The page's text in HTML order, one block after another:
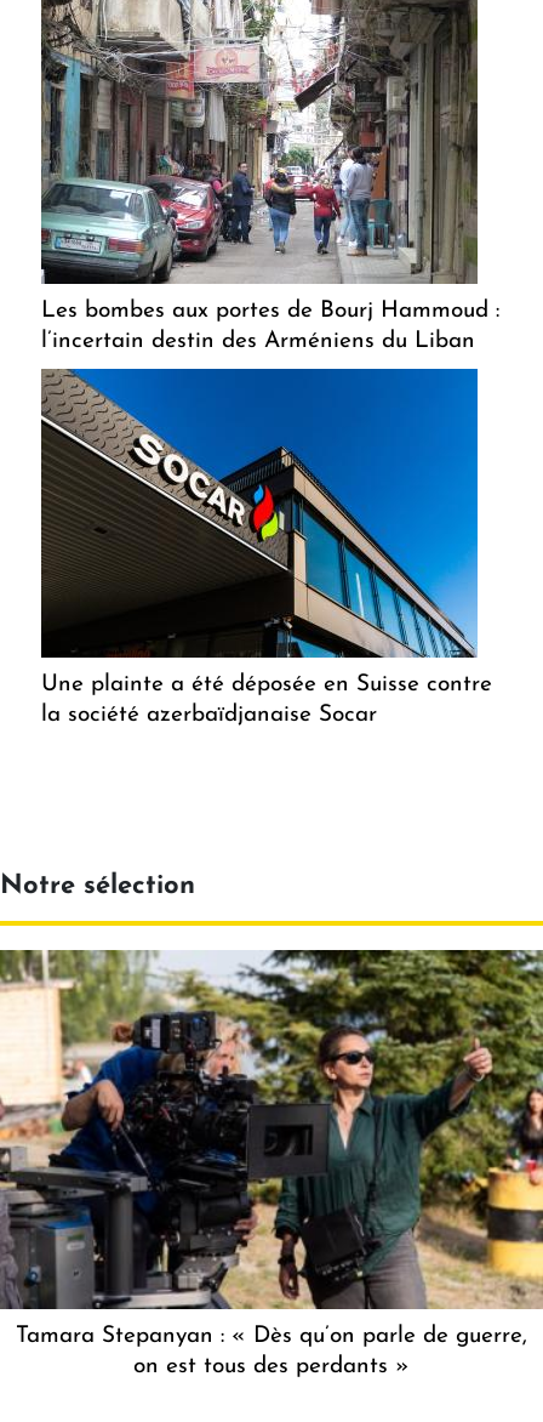
Les bombes aux portes de Bourj Hammoud :
l’incertain destin des Arméniens du Liban
Une plainte a été déposée en Suisse contre
la société azerbaïdjanaise Socar
Notre sélection
Tamara Stepanyan : « Dès qu’on parle de guerre,
on est tous des perdants »